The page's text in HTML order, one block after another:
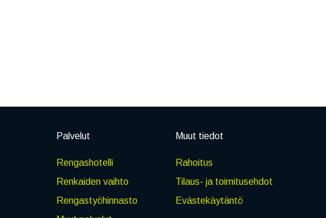
Palvelut
Rengashotelli
Renkaiden vaihto
Rengastyöhinnasto
Muut tiedot
Rahoitus
Tilaus- ja toimitusehdot
Evästekäytäntö